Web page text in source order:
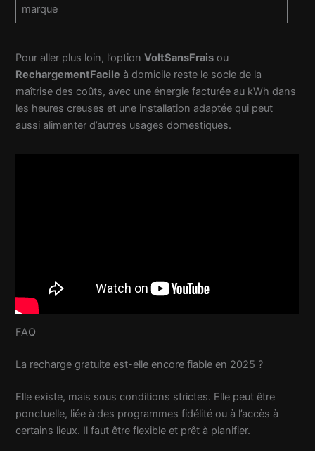
marque
Pour aller plus loin, l’optionVoltSansFrais ou
RechargementFacile à domicile reste le socle de la
maîtrise des coûts, avec une énergie facturée au kWh dans
les heures creuses et une installation adaptée qui peut
aussi alimenter d’autres usages domestiques.
FAQ
La recharge gratuite est-elle encore fiable en 2025 ?
Elle existe, mais sous conditions strictes. Elle peut être
ponctuelle, liée à des programmes fidélité ou à l’accès à
certains lieux. Il faut être flexible et prêt à planifier.